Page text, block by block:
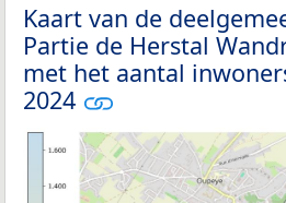
Kaart van de
Partie de Herstal
met het aantal
2024